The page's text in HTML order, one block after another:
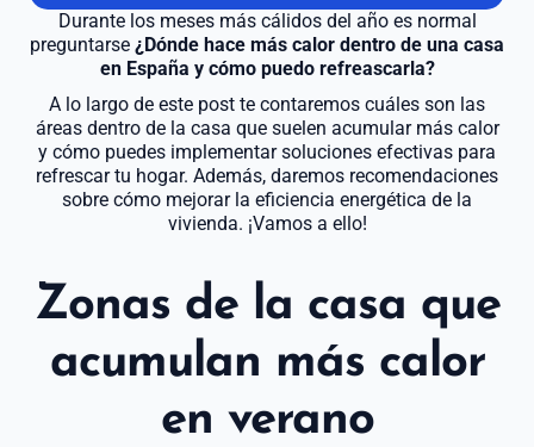
Durante los meses más cálidos del año es normal
preguntarse ¿Dónde hace más calor dentro de una casa
en España y cómo puedo refreascarla?
A lo largo de este post te contaremos cuáles son las
áreas dentro de la casa que suelen acumular más calor
y cómo puedes implementar soluciones efectivas para
refrescar tu hogar. Además, daremos recomendaciones
sobre cómo mejorar la eficiencia energética de la
vivienda. ¡Vamos a ello!
Zonas de la casa que
acumulan más calor
en verano